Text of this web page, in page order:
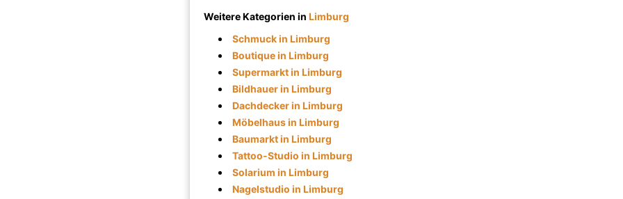
Weitere Kategorien in Limburg
Schmuck in Limburg
Boutique in Limburg
Supermarkt in Limburg
Bildhauer in Limburg
Dachdecker in Limburg
Möbelhaus in Limburg
Baumarkt in Limburg
Tattoo-Studio in Limburg
Solarium in Limburg
Nagelstudio in Limburg